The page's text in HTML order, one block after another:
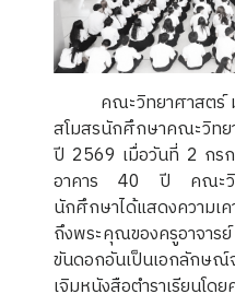
คณะวิทยาศาสตร์ ม
สโมสรนักศึกษาคณะวิทย
ปี 2569 เมื่อวันที่ 2 กร
อาคาร 40 ปี คณะวิท
นักศึกษาได้แสดงความเ
ถึงพระคุณของครูอาจา
ขันดอกอันเป็นเอกลักษ
เจิมหนังสือตำราเรียนโ